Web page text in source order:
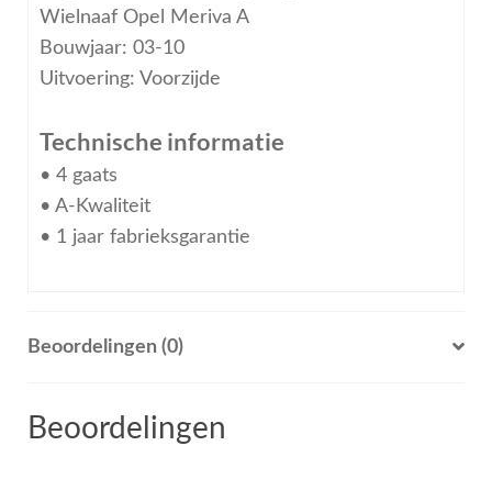
Wielnaaf Opel Meriva A
Bouwjaar: 03-10
Uitvoering: Voorzijde
Technische informatie
• 4 gaats
• A-Kwaliteit
• 1 jaar fabrieksgarantie
Beoordelingen (0)
Beoordelingen